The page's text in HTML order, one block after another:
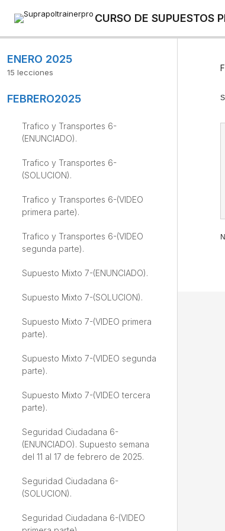
CURSO DE
ENERO 2025
(SOLUCION).
Trafico y Transportes 5-(VIDEO
primera parte).
Trafico y Transportes 5-(VIDEO
segunda parte).
Supuesto Mixto 6-(ENUNCIADO).
Supuesto Mixto 6-(VIDEO primera
parte).
Supuesto Mixto 6-(VIDEO tercera
parte).
Supuesto Mixto 6-(VIDEO cuarta
parte).
Policia Administrativa 5-
(ENUNCIADO).
Policia Administrativa 5-
(SOLUCION).
primera parte).
segunda parte).
15 lecciones
FEBRERO2025
Trafico y Transportes 6-
(ENUNCIADO).
Trafico y Transportes 6-
(SOLUCION).
Trafico y Transportes 6-(VIDEO
primera parte).
Trafico y Transportes 6-(VIDEO
segunda parte).
Supuesto Mixto 7-(ENUNCIADO).
Supuesto Mixto 7-(SOLUCION).
Supuesto Mixto 7-(VIDEO primera
parte).
Supuesto Mixto 7-(VIDEO segunda
parte).
Supuesto Mixto 7-(VIDEO tercera
parte).
Seguridad Ciudadana 6-
(ENUNCIADO). Supuesto semana
del 11 al 17 de febrero de 2025.
Seguridad Ciudadana 6-
(SOLUCION).
Seguridad Ciudadana 6-(VIDEO